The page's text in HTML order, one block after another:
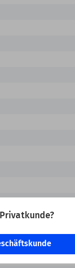
Artikel mit einem 76